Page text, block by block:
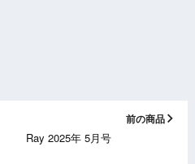
前の商品
Ray 2025年 5月号